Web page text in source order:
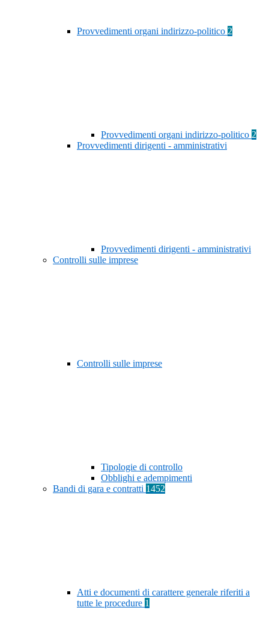
Provvedimenti organi indirizzo-politico 2
Provvedimenti organi indirizzo-politico 2
Provvedimenti dirigenti - amministrativi
Provvedimenti dirigenti - amministrativi
Controlli sulle imprese
Controlli sulle imprese
Tipologie di controllo
Obblighi e adempimenti
Bandi di gara e contratti 1452
Atti e documenti di carattere generale riferiti a
tutte le procedure 1